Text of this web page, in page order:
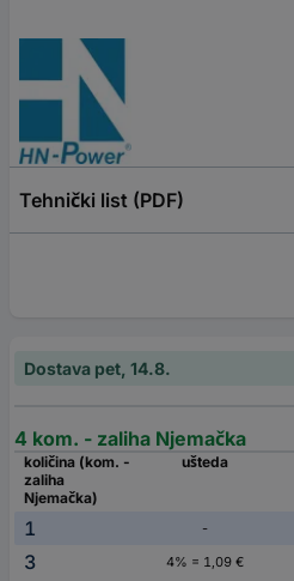
Tehnički list (PDF)
Dostava pet, 14.8.
4 kom. - zaliha Njemačka
količina (kom. -
zaliha
Njemačka)
ušteda
1 -
3
4% = 1,09 €